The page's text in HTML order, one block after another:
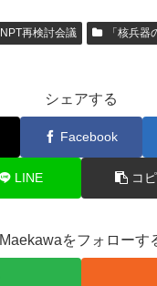
NPT再検討会議
「核兵器
シェアする
Facebook
LINE コ
Maekawaをフォローす